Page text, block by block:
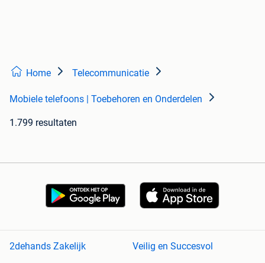
Home Telecommunicatie
Mobiele telefoons | Toebehoren en Onderdelen
1.799 resultaten
2dehands Zakelijk Veilig en Succesvol